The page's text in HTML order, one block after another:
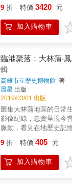
界已經沒有關聯，但是
參考價值正是黃效文希
希望年輕世代可以理解
書。涵蓋中國各地，北
百多張照片裡。這個十
多地方也還沒有開放，
昂貴，而且進入到中國
捲，離境的時候也需要
我們記錄這些珍貴的照片。 黃效文帶領
隨他的腳步走進他探險
年代，讓我們可以更清
個地方的氣味、屬於他
到照片中少數民族平日
手工是細膩的，穿在身上
片裡紀錄的那個年代有
家分享的。 本書特色 這一本攝影集是黃效文回
9 折 特價 3420 元
加入購物車
臨港聚落：大林蒲‧
輯
高雄市立歷史博物館 著
晨星 出版
2019/03/01 出版
匯集大林蒲地區的日常
影像紀錄，忠實呈現今
脈動，看見在地歷史記
土地與人民的脈動，並
與民俗活動。2.為保存
生活印象，積極與居民
9 折 特價 405 元
加入購物車